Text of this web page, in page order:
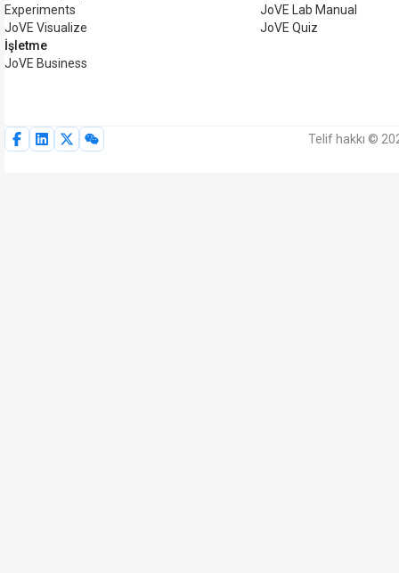
Experiments
JoVE Visualize
İşletme
JoVE Business
JoVE Lab Manual
JoVE Quiz
Telif hakkı ©